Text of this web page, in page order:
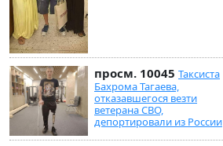
просм. 10045 Таксиста
Бахрома Тагаева,
отказавшегося везти
ветерана СВО,
депортировали из России